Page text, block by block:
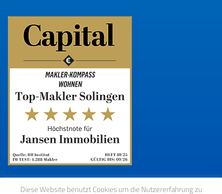
Diese Website benutzt Cookies um die Nutzererfahrung zu